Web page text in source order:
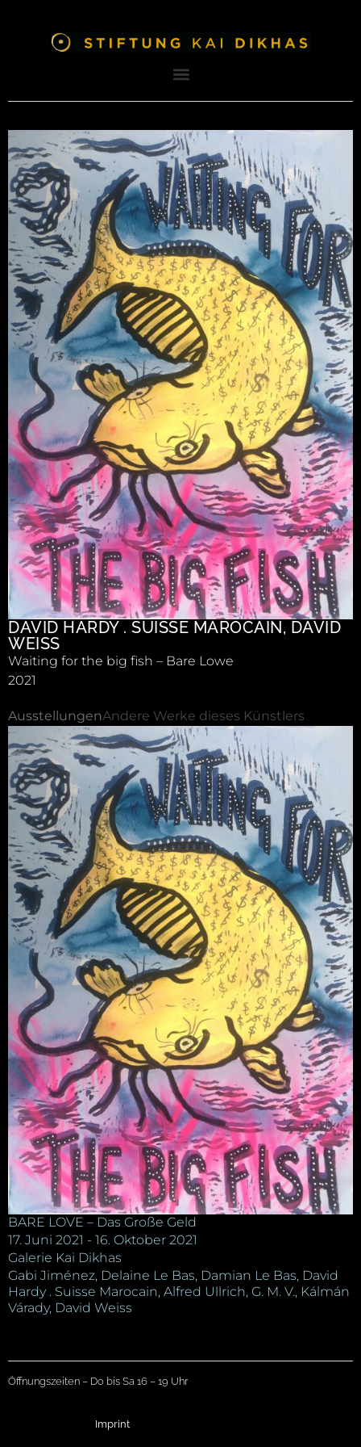
DAVID HARDY . SUISSE MAROCAIN, DAVID
WEISS
Waiting for the big fish – Bare Lowe
2021
AusstellungenAndere Werke dieses Künstlers
BARE LOVE – Das Große Geld
17. Juni 2021 - 16. Oktober 2021
Galerie Kai Dikhas
Gabi Jiménez, Delaine Le Bas, Damian Le Bas, David
Hardy . Suisse Marocain, Alfred Ullrich, G. M. V., Kálmán
Várady, David Weiss
Öffnungszeiten – Do bis Sa 16 – 19 Uhr
Imprint